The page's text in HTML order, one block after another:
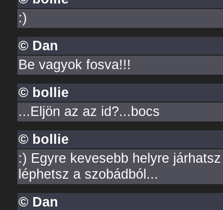
:)
© Dan
Be vagyok fosva!!!
© bollie
...Eljön az az id?...bocs
© bollie
:) Egyre kevesebb helyre
léphetsz a szobádból...
© Dan